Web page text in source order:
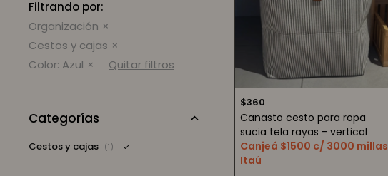
$360
Canasto cesto para ropa
sucia tela rayas - vertical
Canjeá $1500 c/ 3000 millas
Itaú
Filtrando por:
Organización
Cestos y cajas
Color: Azul Quitar filtros
Categorías
Cestos y cajas (1)